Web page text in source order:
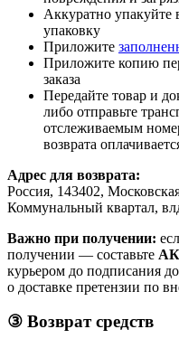
Аккуратно
упаковку
Приложите
Приложите копию
заказа
Передайте товар и
либо отправьте
отслеживаемым
возврата
Адрес для возврата:
Россия, 143402,
Коммунальный квартал,
Важно при получении:
получении — составьте
курьером до подписания
о доставке претензии по
③ Возврат средств